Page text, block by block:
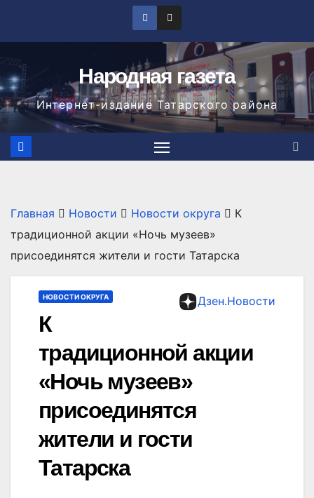
Народная газета
Интернет-издание Татарского района
Главная Новости Новости округа
К
традиционной акции «Ночь музеев»
присоединятся жители и гости Татарска
Дзен.Новости
НОВОСТИ ОКРУГА
К
традиционной акции
«Ночь музеев»
присоединятся
жители и гости
Татарска